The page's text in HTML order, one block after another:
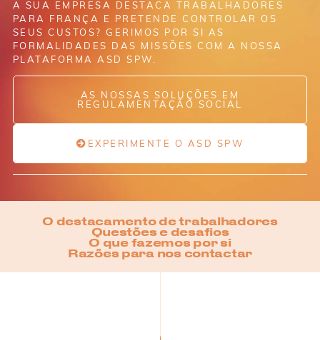
A SUA EMPRESA DESTACA TRABALHADORES
PARA FRANÇA E PRETENDE CONTROLAR OS
SEUS CUSTOS? GERIMOS POR SI AS
FORMALIDADES DAS MISSÕES COM A NOSSA
PLATAFORMA ASD SPW.
AS NOSSAS SOLUÇÕES EM
REGULAMENTAÇÃO SOCIAL
EXPERIMENTE O ASD SPW
O destacamento de trabalhadores
Questões e desafios
O que fazemos por si
Razões para nos contactar